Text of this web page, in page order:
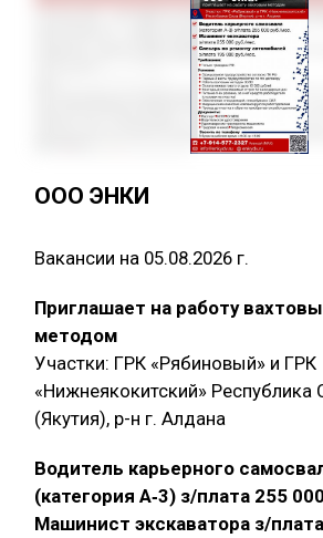
ООО ЭНКИ
Вакансии на 05.08.2026 г.
Приглашает на работу
методом
Участки: ГРК «Рябиновый» и ГРК
«Нижнеякокитский» Республика
(Якутия), р-н г. Алдана
Водитель карьерного
(категория А‑3) з/плата 255
Машинист экскаватора з/